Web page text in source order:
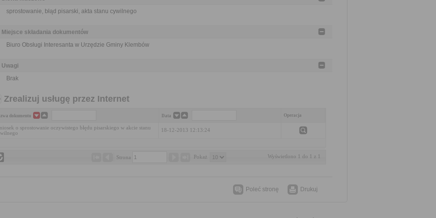
sprostowanie, błąd pisarski, akta stanu cywilnego
Miejsce składania dokumentów
Biuro Obsługi Interesanta w Urzędzie Gminy Klembów
Uwagi
Brak
Zrealizuj usługę przez Internet
dokumentu Data Operacja
o sprostowanie oczywistego błędu pisarskiego w akcie stanu
18-12-2013 12:13:24
Strona Pokaż Wyświetlono 1 do 1 z 1
Poleć stronę Drukuj